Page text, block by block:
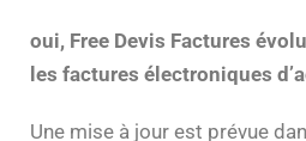
oui, Free Devis Factures
les factures électroniques
Une mise à jour est prévue